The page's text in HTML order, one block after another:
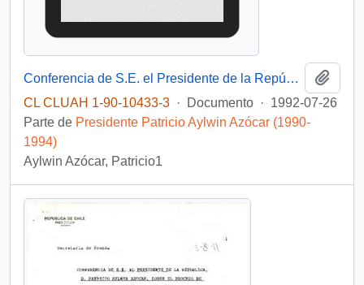
Conferencia de S.E. el Presidente de la República en la Universidad de Brasilia
CL CLUAH 1-90-10433-3 · Documento · 1992-07-26
Parte de Presidente Patricio Aylwin Azócar (1990-
1994)
Aylwin Azócar, Patricio1